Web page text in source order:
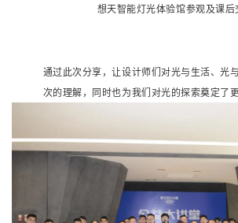
想天智能灯光体验馆参观及课后
通过此次分享，让设计师们对光与生活、光
次的理解，同时也为我们对光的探索奠定了